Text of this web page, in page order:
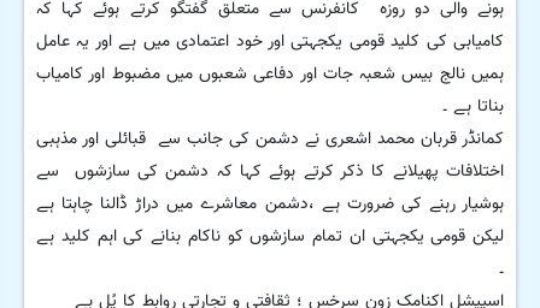
ہونے والی دو روزہ کانفرنس سے متعلق گفتگو کرتے ہوئے کہا کہ
کامیابی کی کلید قومی یکجہتی اور خود اعتمادی میں ہے اور یہ عامل
ہمیں نالج بیس شعبہ جات اور دفاعی شعبوں میں مضبوط اور کامیاب
بناتا ہے ۔
کمانڈر قربان محمد اشعری نے دشمن کی جانب سے قبائلی اور مذہبی
اختلافات پھیلانے کا ذکر کرتے ہوئے کہا کہ دشمن کی سازشوں سے
ہوشیار رہنے کی ضرورت ہے ،دشمن معاشرے میں دراڑ ڈالنا چاہتا ہے
لیکن قومی یکجہتی ان تمام سازشوں کو ناکام بنانے کی اہم کلید ہے
۔
اسپیشل اکنامک زون سرخس ؛ ثقافتی و تجارتی روابط کا پُل ہے